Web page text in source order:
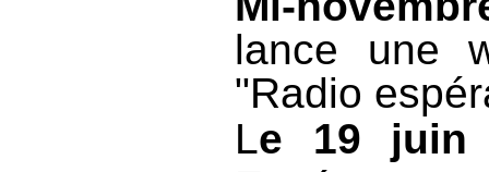
lance une
"Radio
Le 19 juin